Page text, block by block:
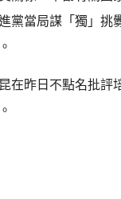
黨當局謀「獨」挑
在昨日不點名批評